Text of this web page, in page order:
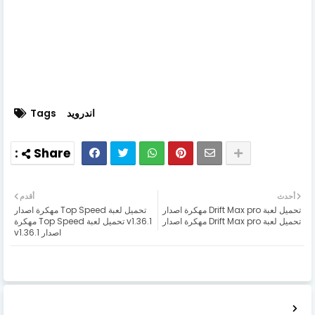
Tags اندرويد
أحدث
تحميل لعبة Drift Max pro مهكرة اصدار
تحميل لعبة Drift Max pro مهكرة اصدار
أقدم
تحميل لعبة Top Speed مهكرة اصدار
v1.36.1 تحميل لعبة Top Speed مهكرة
اصدار v1.36.1